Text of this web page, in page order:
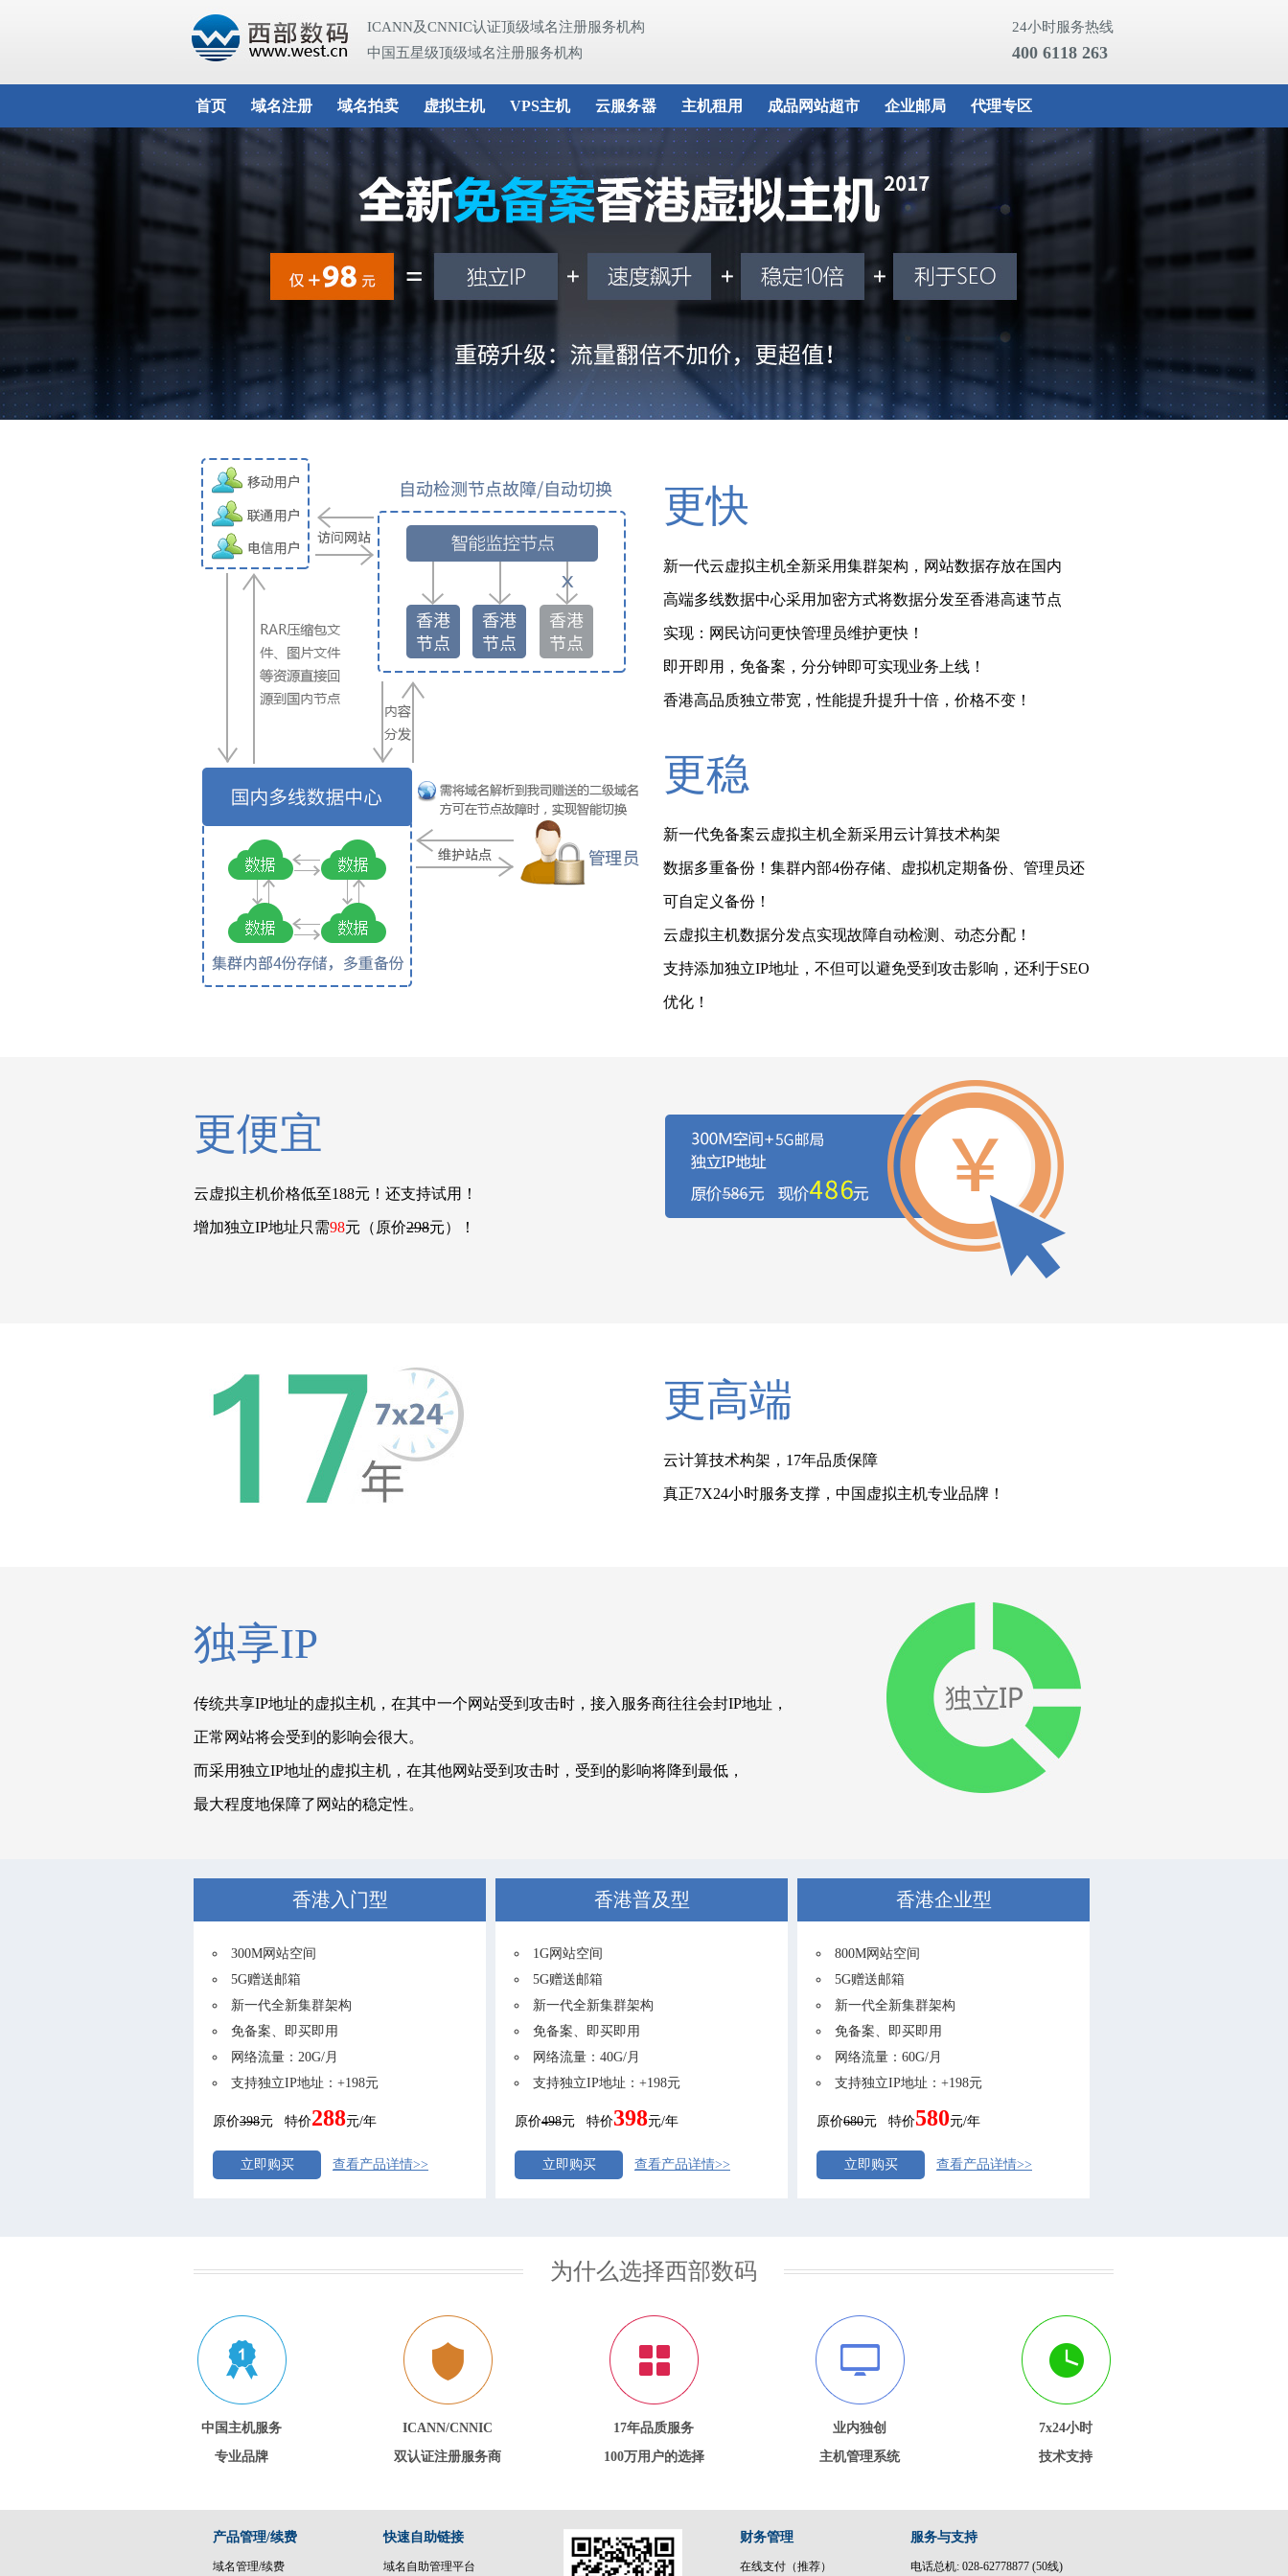
ICANN及CNNIC认证顶级域名注册服务机构
中国五星级顶级域名注册服务机构
24小时服务热线
400 6118 263
首页 域名注册 域名拍卖 虚拟主机 VPS主机 云服务器 主机租用 成品网站超市 企业邮局 代理专区
更快
新一代云虚拟主机全新采用集群架构，网站数据存放在国内
高端多线数据中心采用加密方式将数据分发至香港高速节点
实现：网民访问更快管理员维护更快！
即开即用，免备案，分分钟即可实现业务上线！
香港高品质独立带宽，性能提升提升十倍，价格不变！
更稳
新一代免备案云虚拟主机全新采用云计算技术构架
数据多重备份！集群内部4份存储、虚拟机定期备份、管理员还
可自定义备份！
云虚拟主机数据分发点实现故障自动检测、动态分配！
支持添加独立IP地址，不但可以避免受到攻击影响，还利于SEO
优化！
更便宜
云虚拟主机价格低至188元！还支持试用！
增加独立IP地址只需98元（原价298元）！
更高端
云计算技术构架，17年品质保障
真正7X24小时服务支撑，中国虚拟主机专业品牌！
独享IP
传统共享IP地址的虚拟主机，在其中一个网站受到攻击时，接入服务商往往会封IP地址，
正常网站将会受到的影响会很大。
而采用独立IP地址的虚拟主机，在其他网站受到攻击时，受到的影响将降到最低，
最大程度地保障了网站的稳定性。
香港入门型
300M网站空间
5G赠送邮箱
新一代全新集群架构
免备案、即买即用
网络流量：20G/月
支持独立IP地址：+198元
原价398元 特价288元/年
立即购买 查看产品详情>>
香港普及型
1G网站空间
5G赠送邮箱
新一代全新集群架构
免备案、即买即用
网络流量：40G/月
支持独立IP地址：+198元
原价498元 特价398元/年
立即购买 查看产品详情>>
香港企业型
800M网站空间
5G赠送邮箱
新一代全新集群架构
免备案、即买即用
网络流量：60G/月
支持独立IP地址：+198元
原价680元 特价580元/年
立即购买 查看产品详情>>
为什么选择西部数码
中国主机服务
专业品牌
ICANN/CNNIC
双认证注册服务商
17年品质服务
100万用户的选择
业内独创
主机管理系统
7x24小时
技术支持
产品管理/续费
域名管理/续费
快速自助链接
域名自助管理平台
财务管理
在线支付（推荐）
服务与支持
电话总机: 028-62778877 (50线)